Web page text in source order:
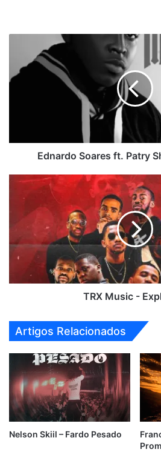
Patry
Ednardo Soares ft. Patry
TRX
Music
Explained
TRX Music -
Artigos Relacionados
Nelson Skiil – Fardo Pesado